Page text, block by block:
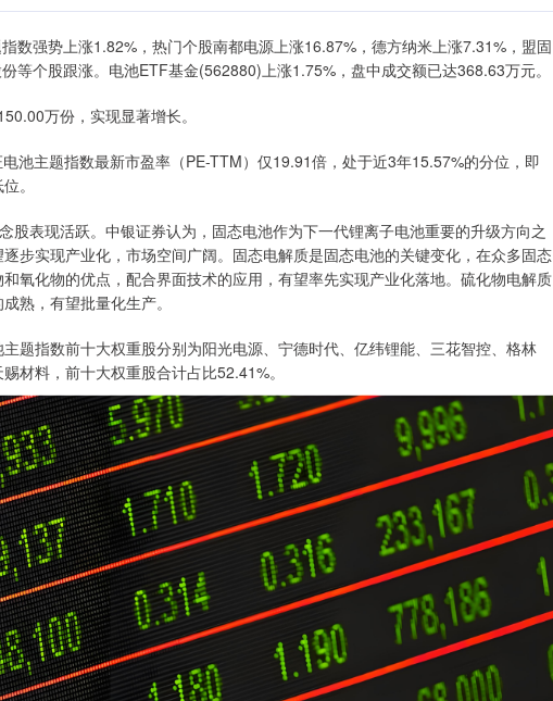
强势上涨1.82%，热门个股南都电源上涨16.87%，德方纳米上涨7.31%，盟固
等个股跟涨。电池ETF基金(562880)上涨1.75%，盘中成交额已达368.63万元。
万份，实现显著增长。
主题指数最新市盈率（PE-TTM）仅19.91倍，处于近3年15.57%的分位，即
。
表现活跃。中银证券认为，固态电池作为下一代锂离子电池重要的升级方向之
步实现产业化，市场空间广阔。固态电解质是固态电池的关键变化，在众多固态
氧化物的优点，配合界面技术的应用，有望率先实现产业化落地。硫化物电解质
熟，有望批量化生产。
指数前十大权重股分别为阳光电源、宁德时代、亿纬锂能、三花智控、格林
材料，前十大权重股合计占比52.41%。